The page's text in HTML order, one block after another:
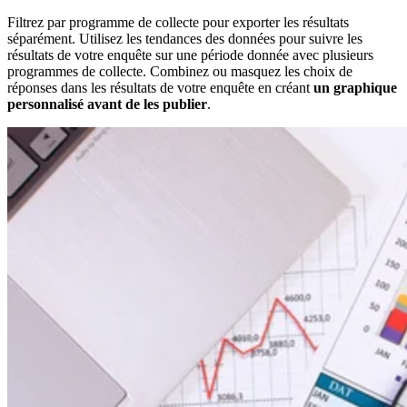
Filtrez par programme de collecte pour exporter les résultats
séparément. Utilisez les tendances des données pour suivre les
résultats de votre enquête sur une période donnée avec plusieurs
programmes de collecte. Combinez ou masquez les choix de
réponses dans les résultats de votre enquête en créant un graphique
personnalisé avant de les publier.